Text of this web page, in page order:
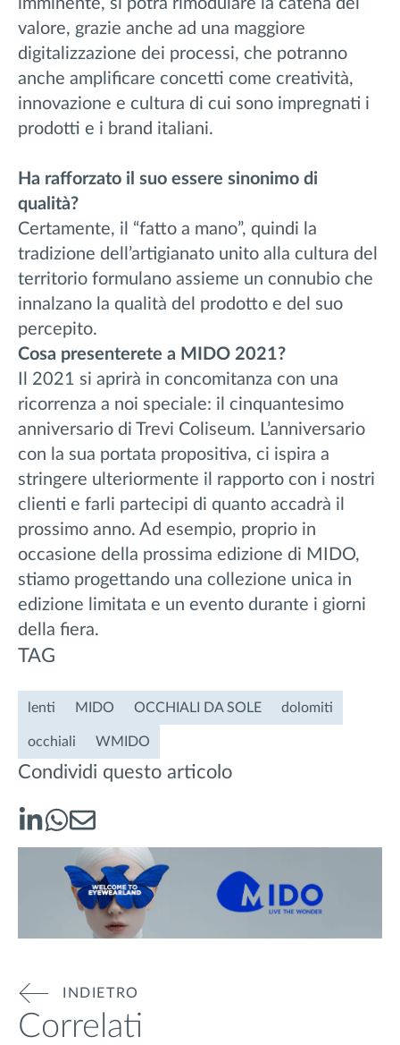
imminente, si potrà rimodulare la catena del
valore, grazie anche ad una maggiore
digitalizzazione dei processi, che potranno
anche amplificare concetti come creatività,
innovazione e cultura di cui sono impregnati i
prodotti e i brand italiani.
Ha rafforzato il suo essere sinonimo di
qualità?
Certamente, il “fatto a mano”, quindi la
tradizione dell’artigianato unito alla cultura del
territorio formulano assieme un connubio che
innalzano la qualità del prodotto e del suo
percepito.
Cosa presenterete a MIDO 2021?
Il 2021 si aprirà in concomitanza con una
ricorrenza a noi speciale: il cinquantesimo
anniversario di Trevi Coliseum. L’anniversario
con la sua portata propositiva, ci ispira a
stringere ulteriormente il rapporto con i nostri
clienti e farli partecipi di quanto accadrà il
prossimo anno. Ad esempio, proprio in
occasione della prossima edizione di MIDO,
stiamo progettando una collezione unica in
edizione limitata e un evento durante i giorni
della fiera.
TAG
lenti MIDO OCCHIALI DA SOLE dolomiti
occhiali WMIDO
Condividi questo articolo
INDIETRO
Correlati